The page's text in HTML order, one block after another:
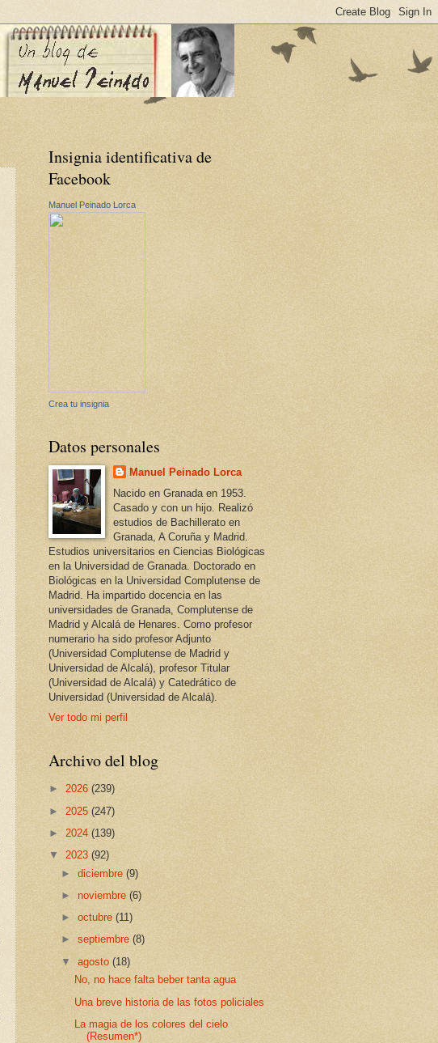
Insignia identificativa de
Facebook
Manuel Peinado Lorca
Crea tu insignia
Datos personales
Manuel Peinado Lorca
Nacido en Granada en 1953.
Casado y con un hijo. Realizó
estudios de Bachillerato en
Granada, A Coruña y Madrid.
Estudios universitarios en Ciencias Biológicas
en la Universidad de Granada. Doctorado en
Biológicas en la Universidad Complutense de
Madrid. Ha impartido docencia en las
universidades de Granada, Complutense de
Madrid y Alcalá de Henares. Como profesor
numerario ha sido profesor Adjunto
(Universidad Complutense de Madrid y
Universidad de Alcalá), profesor Titular
(Universidad de Alcalá) y Catedrático de
Universidad (Universidad de Alcalá).
Ver todo mi perfil
Archivo del blog
► 2026 (239)
► 2025 (247)
► 2024 (139)
▼ 2023 (92)
►diciembre(9)
►noviembre(6)
►octubre(11)
►septiembre(8)
▼agosto(18)
No, no hace falta beber tanta agua
Una breve historia de las fotos policiales
La magia de los colores del cielo
(Resumen*)